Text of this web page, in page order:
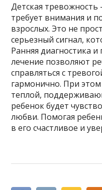
Детская
требует внимания и
взрослых. Это не
серьезный сигнал,
Ранняя диагностика
лечение позволяют
справляться с
гармонично. При
теплой,
ребенок будет
любви. Помогая
в его счастливое и